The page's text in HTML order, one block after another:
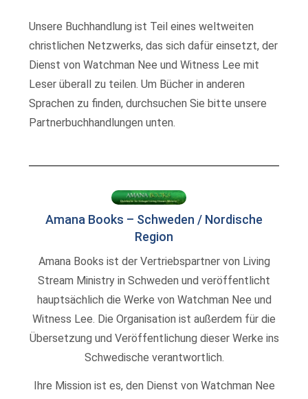
Unsere Buchhandlung ist Teil eines weltweiten
christlichen Netzwerks, das sich dafür einsetzt, der
Dienst von Watchman Nee und Witness Lee mit
Leser überall zu teilen. Um Bücher in anderen
Sprachen zu finden, durchsuchen Sie bitte unsere
Partnerbuchhandlungen unten.
Amana Books – Schweden / Nordische
Region
Amana Books ist der Vertriebspartner von Living
Stream Ministry in Schweden und veröffentlicht
hauptsächlich die Werke von Watchman Nee und
Witness Lee. Die Organisation ist außerdem für die
Übersetzung und Veröffentlichung dieser Werke ins
Schwedische verantwortlich.
Ihre Mission ist es, den Dienst von Watchman Nee